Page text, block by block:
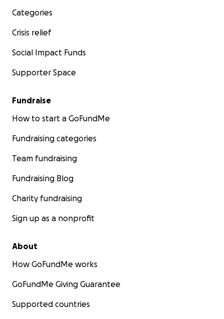
Categories
Crisis relief
Social Impact Funds
Supporter Space
Fundraise
How to start a GoFundMe
Fundraising categories
Team fundraising
Fundraising Blog
Charity fundraising
Sign up as a nonprofit
About
How GoFundMe works
GoFundMe Giving Guarantee
Supported countries